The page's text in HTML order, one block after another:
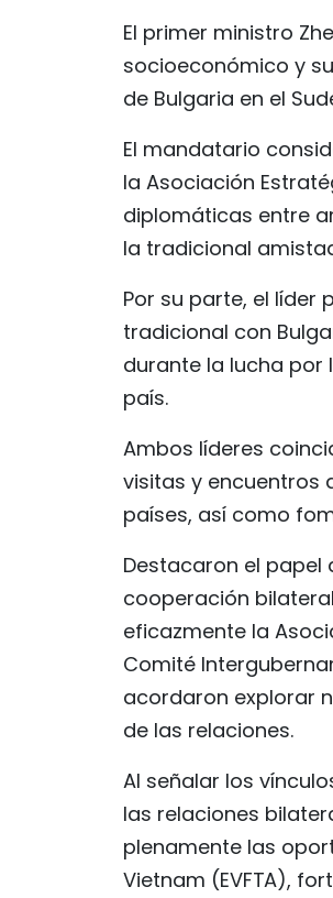
El primer ministro
socioeconómico y
de Bulgaria en el
El mandatario
la Asociación
diplomáticas entre
la tradicional
Por su parte, el
tradicional con
durante la lucha por
país.
Ambos líderes
visitas y encuentros
países, así como
Destacaron el papel
cooperación
eficazmente la
Comité
acordaron explorar
de las relaciones.
Al señalar los
las relaciones
plenamente las
Vietnam (EVFTA),